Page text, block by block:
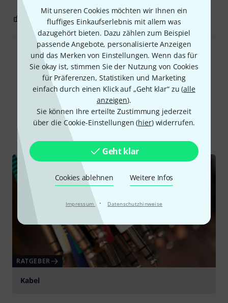
Mit unseren Cookies möchten wir Ihnen ein
fluffiges Einkaufserlebnis mit allem was
dazugehört bieten. Dazu zählen zum Beispiel
passende Angebote, personalisierte Anzeigen
und das Merken von Einstellungen. Wenn das für
Sie okay ist, stimmen Sie der Nutzung von Cookies
für Präferenzen, Statistiken und Marketing
einfach durch einen Klick auf „Geht klar“ zu (alle
anzeigen).
Sie können Ihre erteilte Zustimmung jederzeit
über die Cookie-Einstellungen (hier) widerrufen.
Geht klar
Cookies ablehnen Weitere Infos
Impressum · Datenschutzhinweise
0 0 BEWERTUNG MELDEN
Alle Bewertungen lesen
Schon gewusst?
Ratgeber
RATGEBER
Kabel